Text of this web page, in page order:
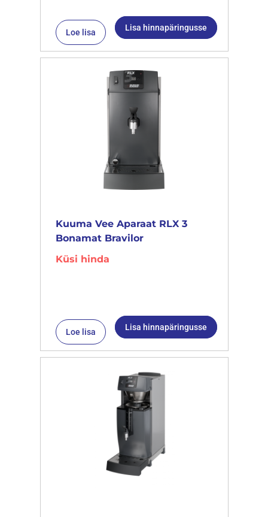
Loe lisa Lisa hinnapäringusse
Kuuma Vee Aparaat RLX 3
Bonamat Bravilor
Küsi hinda
Loe lisa Lisa hinnapäringusse